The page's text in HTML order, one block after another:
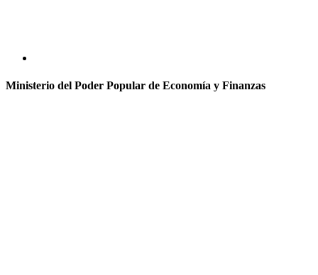
Ministerio del Poder Popular de Economía y Finanzas